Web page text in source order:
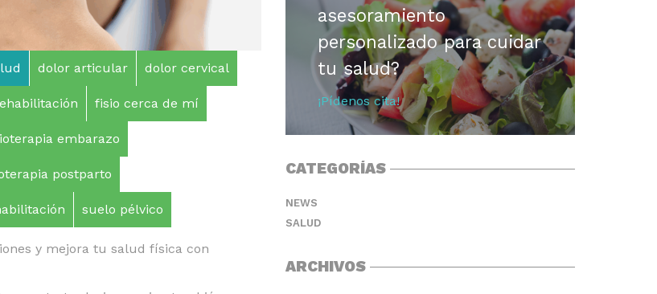
dolor articular dolor cervical
fisio cerca de mí
embarazo
postparto
suelo pélvico
y mejora tu salud física con
asesoramiento
personalizado para cuidar
tu salud?
¡Pídenos cita!
CATEGORÍAS
NEWS
SALUD
ARCHIVOS